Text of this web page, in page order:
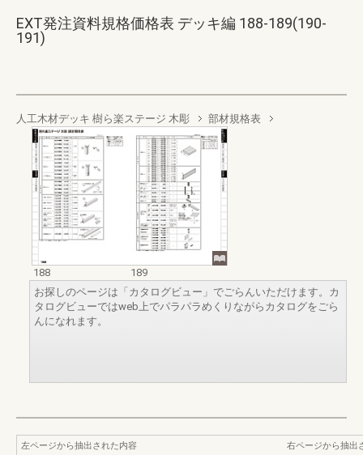
EXT発注資料規格価格表 デッキ編 188-189(190-
191)
人工木材デッキ 樹ら楽ステージ 木彫 部材規格表
188
189
お探しのページは「カタログビュー」でごらんいただけます。カ
タログビューではweb上でパラパラめくりながらカタログをごら
んになれます。
左ページから抽出された内容
右ページから抽出